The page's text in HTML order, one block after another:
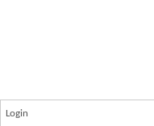
Login